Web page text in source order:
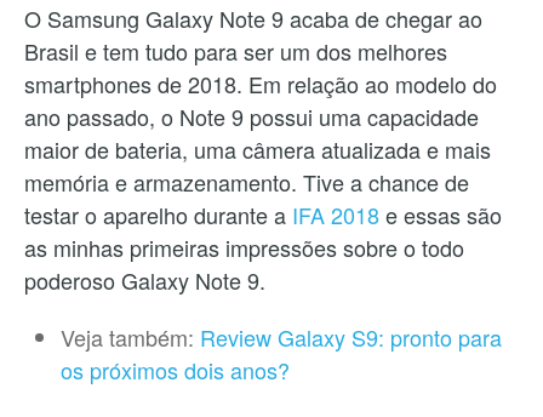
O Samsung Galaxy Note 9 acaba de chegar ao
Brasil e tem tudo para ser um dos melhores
smartphones de 2018. Em relação ao modelo do
ano passado, o Note 9 possui uma capacidade
maior de bateria, uma câmera atualizada e mais
memória e armazenamento. Tive a chance de
testar o aparelho durante a IFA 2018e essas são
as minhas primeiras impressões sobre o todo
poderoso Galaxy Note 9.
Veja também: Review Galaxy S9: pronto para
os próximos dois anos?